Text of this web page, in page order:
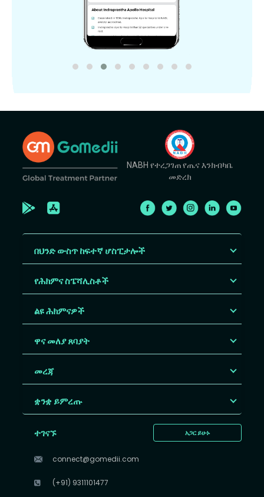
NABH የተረጋገጠ የጤና እንክብካቤ
መድረክ
በህንድ ውስጥ ከፍተኛ ሆስፒታሎች
የሕክምና ስፔሻሊስቶች
ልዩ ሕክምናዎች
ዋና መለያ ጸባያት
መረጃ
ቋንቋ ይምረጡ
አጋር ይሁኑ
ተገናኙ
connect@gomedii.com
(+91) 9311101477